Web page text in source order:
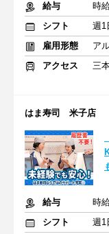
給与
時
シフト
週1
雇用形態
ア
アクセス
三
はま寿司 米子店
給与
時
シフト
週1